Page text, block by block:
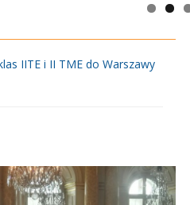
IITE i II TME do Warszawy